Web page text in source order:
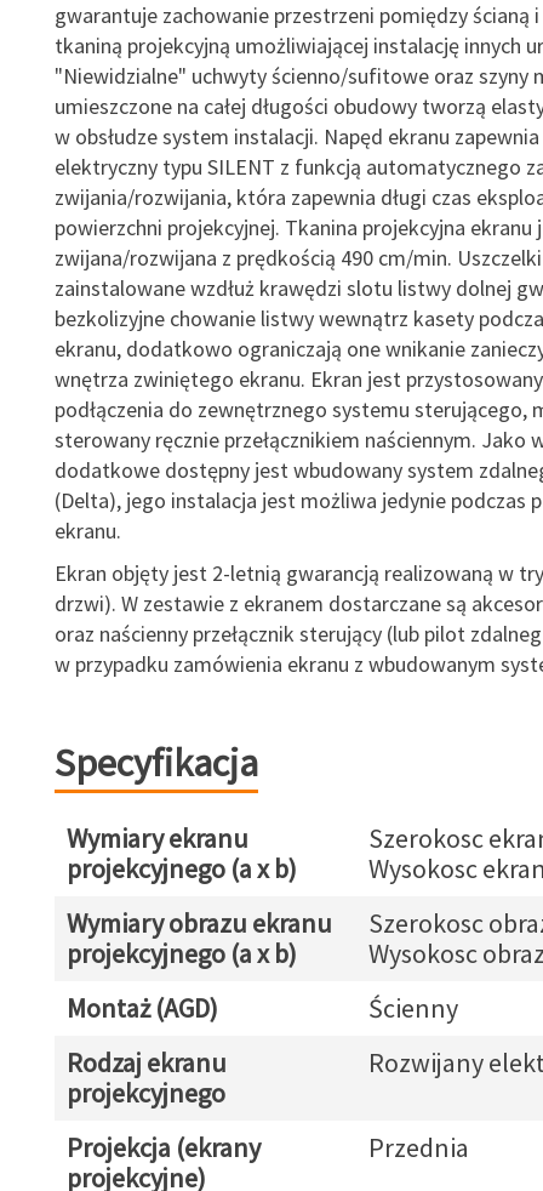
gwarantuje zachowanie przestrzeni pomiędzy ścianą
tkaniną projekcyjną umożliwiającej instalację innych
"Niewidzialne" uchwyty ścienno/sufitowe oraz szyny
umieszczone na całej długości obudowy tworzą
w obsłudze system instalacji. Napęd ekranu
elektryczny typu SILENT z funkcją automatycznego
zwijania/rozwijania, która zapewnia długi czas
powierzchni projekcyjnej. Tkanina projekcyjna ekranu
zwijana/rozwijana z prędkością 490 cm/min.
zainstalowane wzdłuż krawędzi slotu listwy dolnej
bezkolizyjne chowanie listwy wewnątrz kasety
ekranu, dodatkowo ograniczają one wnikanie
wnętrza zwiniętego ekranu. Ekran jest
podłączenia do zewnętrznego systemu sterującego,
sterowany ręcznie przełącznikiem naściennym. Jako
dodatkowe dostępny jest wbudowany system
(Delta), jego instalacja jest możliwa jedynie podczas
ekranu.
Ekran objęty jest 2-letnią gwarancją realizowaną w
drzwi). W zestawie z ekranem dostarczane są
oraz naścienny przełącznik sterujący (lub pilot
w przypadku zamówienia ekranu z wbudowanym
Specyfikacja
Wymiary ekranu
projekcyjnego (a x b)
Szerokosc
Wysokosc
Wymiary obrazu ekranu
projekcyjnego (a x b)
Szerokosc
Wysokosc
Montaż (AGD)
Ścienny
Rodzaj ekranu
projekcyjnego
Rozwijany
Projekcja (ekrany
projekcyjne)
Przednia